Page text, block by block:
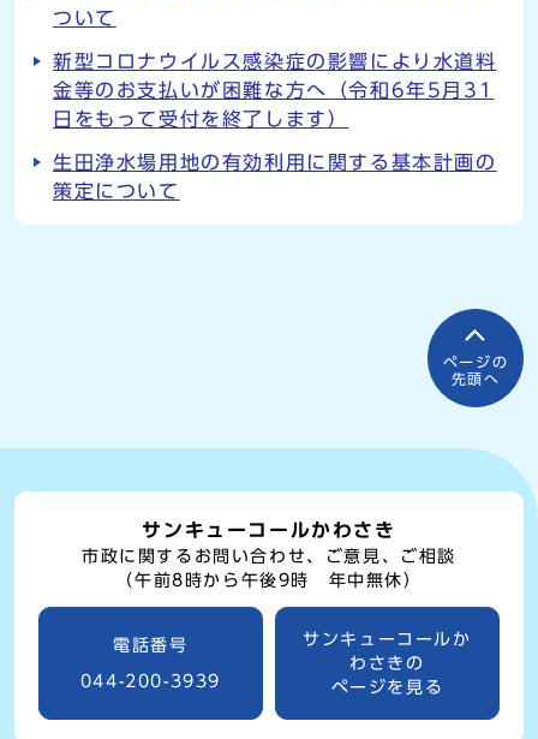
ついて
新型コロナウイルス感染症の影響により水道料
金等のお支払いが困難な方へ（令和6年5月31
日をもって受付を終了します）
生田浄水場用地の有効利用に関する基本計画の
策定について
ページの
先頭へ
サンキューコールかわさき
市政に関するお問い合わせ、ご意見、ご相談
（午前8時から午後9時 年中無休）
電話番号
044-200-3939
サンキューコールか
わさきの
ページを見る